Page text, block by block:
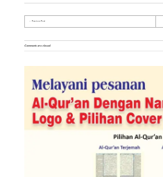
Previous Post
Comments are closed.